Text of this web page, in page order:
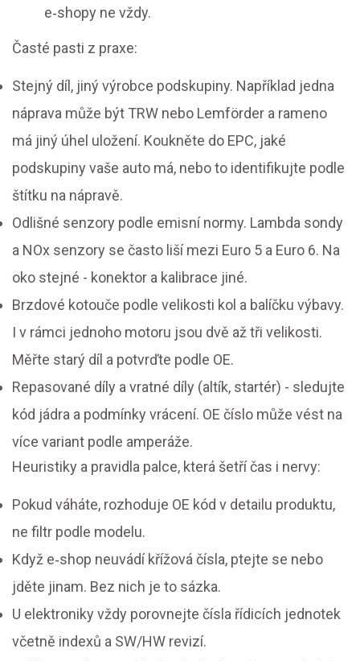
e‑shopy ne vždy.
Časté pasti z praxe:
Stejný díl, jiný výrobce podskupiny. Například jedna
náprava může být TRW nebo Lemförder a rameno
má jiný úhel uložení. Koukněte do EPC, jaké
podskupiny vaše auto má, nebo to identifikujte podle
štítku na nápravě.
Odlišné senzory podle emisní normy. Lambda sondy
a NOx senzory se často liší mezi Euro 5 a Euro 6. Na
oko stejné - konektor a kalibrace jiné.
Brzdové kotouče podle velikosti kol a balíčku výbavy.
I v rámci jednoho motoru jsou dvě až tři velikosti.
Měřte starý díl a potvrďte podle OE.
Repasované díly a vratné díly (altík, startér) - sledujte
kód jádra a podmínky vrácení. OE číslo může vést na
více variant podle amperáže.
Heuristiky a pravidla palce, která šetří čas i nervy:
Pokud váháte, rozhoduje OE kód v detailu produktu,
ne filtr podle modelu.
Když e‑shop neuvádí křížová čísla, ptejte se nebo
jděte jinam. Bez nich je to sázka.
U elektroniky vždy porovnejte čísla řídicích jednotek
včetně indexů a SW/HW revizí.